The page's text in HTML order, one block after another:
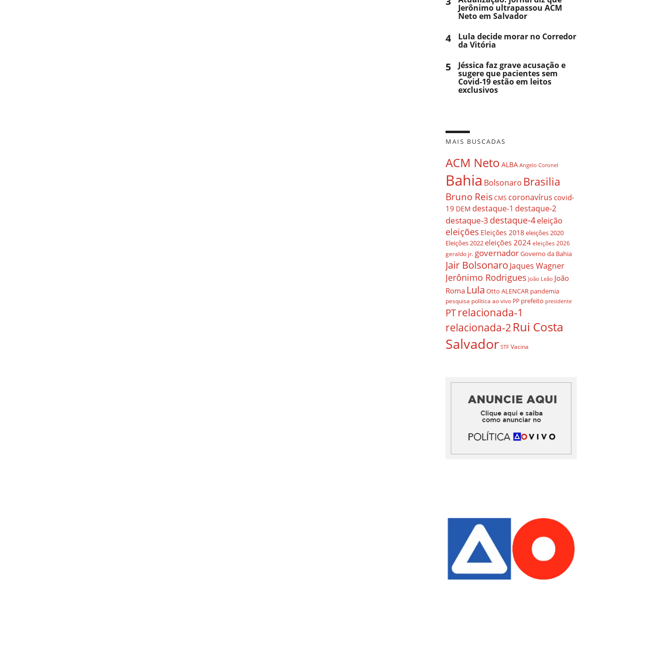
Jerônimo ultrapassou ACM
Neto em Salvador
4 Lula decide morar no Corredor
da Vitória
5 Jéssica faz grave acusação e
sugere que pacientes sem
Covid-19 estão em leitos
exclusivos
MAIS BUSCADAS
ACM Neto ALBA Angelo Coronel
Bahia Bolsonaro Brasilia
Bruno ReisCMS coronavírus covid-
19 DEM destaque-1 destaque-2
destaque-3 destaque-4eleição
eleições Eleições 2018eleições 2020
Eleições 2022eleições 2024 eleições 2026
geraldo jr. governadorGoverno da Bahia
Jair Bolsonaro Jaques Wagner
Jerônimo Rodrigues João Leão João
Roma Lula Otto ALENCAR pandemia
pesquisa política ao vivo PP prefeito presidente
PTrelacionada-1
relacionada-2 Rui Costa
Salvador STF Vacina